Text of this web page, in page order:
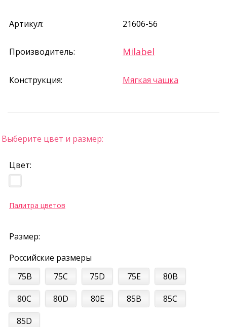
Артикул: 21606-56
Производитель: Milabel
Конструкция: Мягкая чашка
Выберите цвет и размер:
Цвет:
Палитра цветов
Размер:
Российские размеры
75B
75C 75D 75E
80B
80C
80D 80E 85B
85C
85D